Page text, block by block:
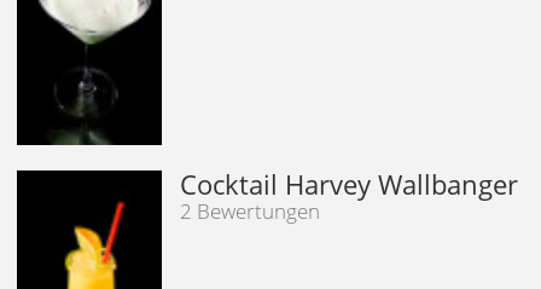
Cocktail Harvey Wallbanger
2 Bewertungen